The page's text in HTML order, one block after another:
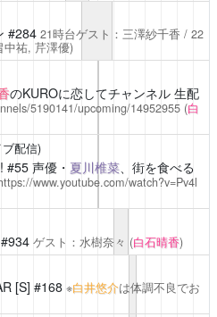
#284 21時台ゲスト：三澤紗千香 / 22
中祐, 芹澤優)
のKUROに恋してチャンネル 生配
5190141/upcoming/14952955 (白
ブ配信)
#55 声優・ 夏川椎菜、街を食べる
www.youtube.com/watch?v=Pv4l
#934 ゲスト：水樹奈々 (白石晴香)
[S] #168 ※白井悠介は体調不良でお